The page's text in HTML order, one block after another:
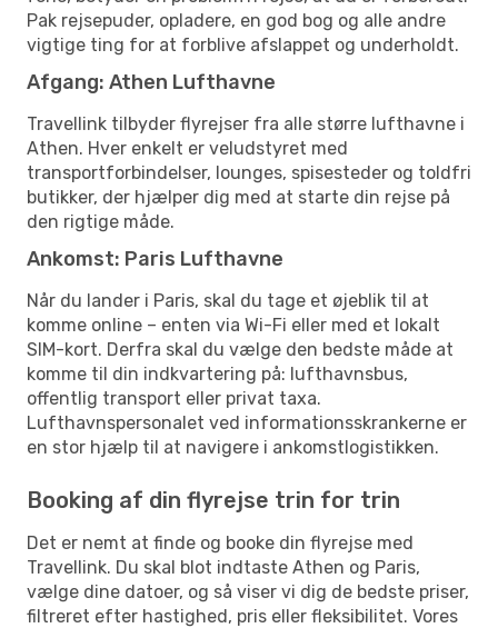
Pak rejsepuder, opladere, en god bog og alle andre
vigtige ting for at forblive afslappet og underholdt.
Afgang: Athen Lufthavne
Travellink tilbyder flyrejser fra alle større lufthavne i
Athen. Hver enkelt er veludstyret med
transportforbindelser, lounges, spisesteder og toldfri
butikker, der hjælper dig med at starte din rejse på
den rigtige måde.
Ankomst: Paris Lufthavne
Når du lander i Paris, skal du tage et øjeblik til at
komme online – enten via Wi-Fi eller med et lokalt
SIM-kort. Derfra skal du vælge den bedste måde at
komme til din indkvartering på: lufthavnsbus,
offentlig transport eller privat taxa.
Lufthavnspersonalet ved informationsskrankerne er
en stor hjælp til at navigere i ankomstlogistikken.
Booking af din flyrejse trin for trin
Det er nemt at finde og booke din flyrejse med
Travellink. Du skal blot indtaste Athen og Paris,
vælge dine datoer, og så viser vi dig de bedste priser,
filtreret efter hastighed, pris eller fleksibilitet. Vores